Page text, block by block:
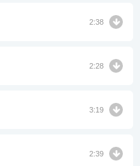
2:38
2:28
3:19
2:39